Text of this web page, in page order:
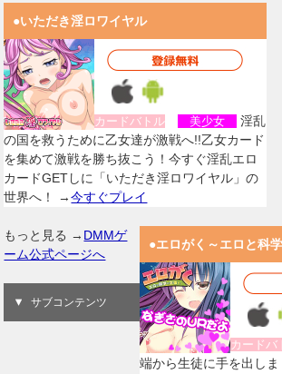
●いただき淫ロワイヤル
カードバトル 美少女
淫乱
の国を救うために乙女達が激戦へ!!乙女カード
を集めて激戦を勝ち抜こう！今すぐ淫乱エロ
カードGETしに「いただき淫ロワイヤル」の
世界へ！ →今すぐプレイ
●エロがく～エロと科
カードバ
端から生徒に手を出しま
もっと見る → DMMゲ
ーム公式ページへ
サブコンテンツ